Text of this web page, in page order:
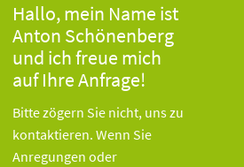
Hallo, mein Name ist
Anton Schönenberg
und ich freue mich
auf Ihre Anfrage!
Bitte zögern Sie nicht, uns zu
kontaktieren. Wenn Sie
Anregungen oder